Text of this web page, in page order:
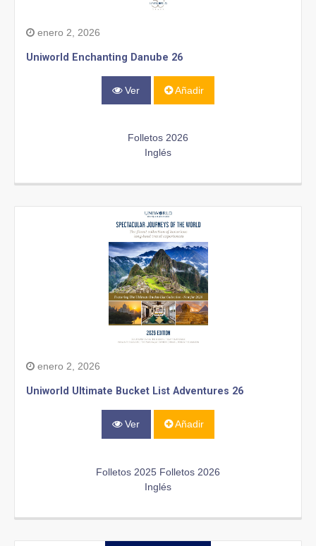
enero 2, 2026
Uniworld Enchanting Danube 26
Ver Añadir
Folletos 2026
Inglés
enero 2, 2026
Uniworld Ultimate Bucket List Adventures 26
Ver Añadir
Folletos 2025 Folletos 2026
Inglés